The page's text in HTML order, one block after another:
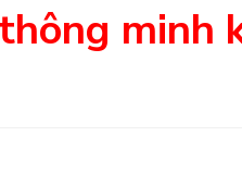
minh